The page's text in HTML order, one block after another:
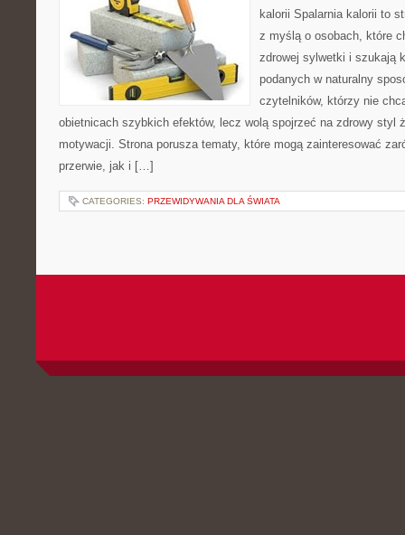
kalorii Spalarnia kalorii to
z myślą o osobach, które
zdrowej sylwetki i szukają
podanych w naturalny
czytelników, którzy nie
obietnicach szybkich efektów, lecz wolą spojrzeć na zdrowy styl
motywacji. Strona porusza tematy, które mogą zainteresować
przerwie, jak i […]
CATEGORIES: PRZEWIDYWANIA DLA ŚWIATA